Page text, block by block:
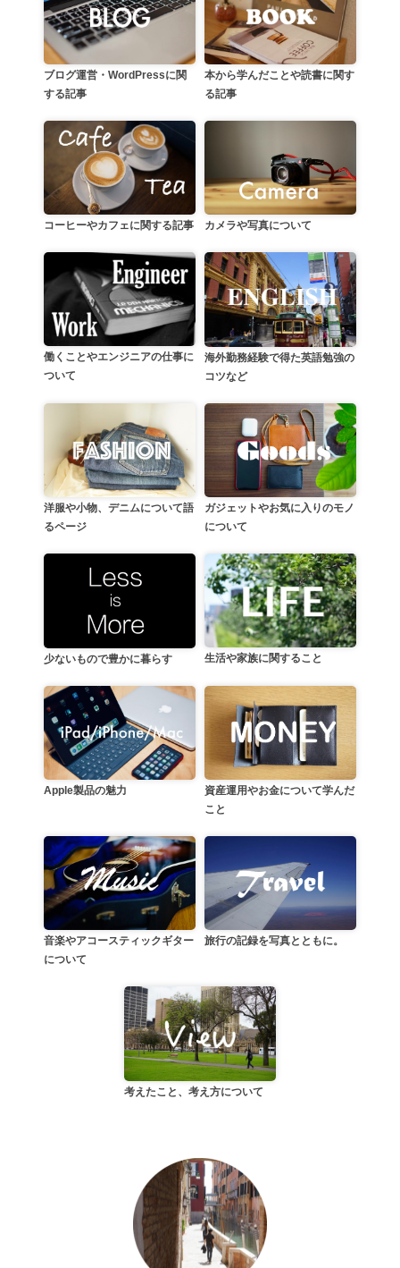
ブログ運営・WordPressに関
する記事
本から学んだことや読書に関す
る記事
コーヒーやカフェに関する記事 カメラや写真について
働くことやエンジニアの仕事に
ついて
海外勤務経験で得た英語勉強の
コツなど
洋服や小物、デニムについて語
るページ
ガジェットやお気に入りのモノ
について
少ないもので豊かに暮らす 生活や家族に関すること
Apple製品の魅力
資産運用やお金について学んだ
こと
音楽やアコースティックギター
について
旅行の記録を写真とともに。
考えたこと、考え方について